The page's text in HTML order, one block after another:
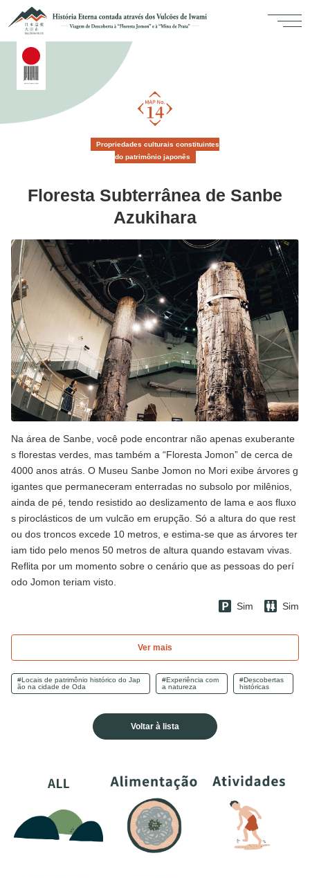
Propriedades culturais constituintes
do patrimônio japonês
Floresta Subterrânea de Sanbe
Azukihara
Na área de Sanbe, você pode encontrar não apenas exuberante
s florestas verdes, mas também a “Floresta Jomon” de cerca de
4000 anos atrás. O Museu Sanbe Jomon no Mori exibe árvores g
igantes que permaneceram enterradas no subsolo por milênios,
ainda de pé, tendo resistido ao deslizamento de lama e aos fluxo
s piroclásticos de um vulcão em erupção. Só a altura do que rest
ou dos troncos excede 10 metros, e estima-se que as árvores ter
iam tido pelo menos 50 metros de altura quando estavam vivas.
Reflita por um momento sobre o cenário que as pessoas do perí
odo Jomon teriam visto.
Sim Sim
Ver mais
#Locais de patrimônio histórico do Jap
ão na cidade de Oda
#Experiência com
a natureza
#Descobertas
históricas
Voltar à lista